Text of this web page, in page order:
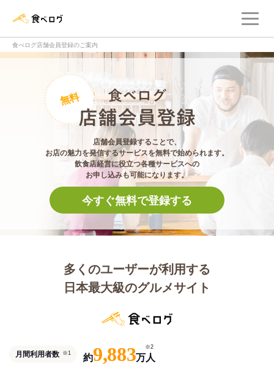
食べログ店舗会員登録のご案内
食べログ店舗会員
無料
店舗会員登録することで、
お店の魅力を発信するサービスを無料で始められます。
飲食店経営に役立つ各種サービスへの
お申し込みも可能になります。
今すぐ無料で登録する
多くのユーザーが利用する
日本最大級のグルメサイト
月間利用者数 ※1 約9,883万人
※2